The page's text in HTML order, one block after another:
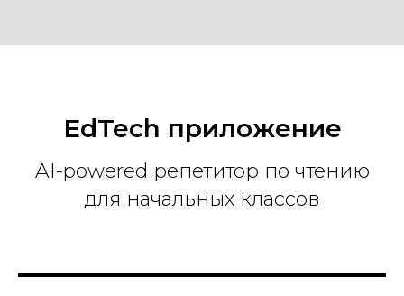
EdTech приложение
AI-powered репетитор по чтению
для начальных классов